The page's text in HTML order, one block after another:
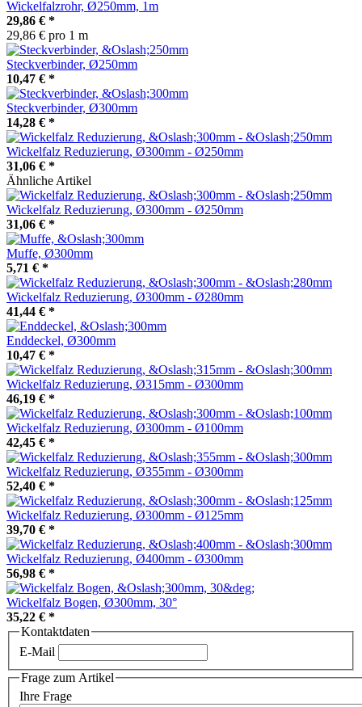
Wickelfalzrohr, Ø250mm, 1m
29,86 € *
29,86 € pro 1 m
Steckverbinder, Ø250mm
10,47 € *
Steckverbinder, Ø300mm
14,28 € *
Wickelfalz Reduzierung, Ø300mm - Ø250mm
31,06 € *
Ähnliche Artikel
Wickelfalz Reduzierung, Ø300mm - Ø250mm
31,06 € *
Muffe, Ø300mm
5,71 € *
Wickelfalz Reduzierung, Ø300mm - Ø280mm
41,44 € *
Enddeckel, Ø300mm
10,47 € *
Wickelfalz Reduzierung, Ø315mm - Ø300mm
46,19 € *
Wickelfalz Reduzierung, Ø300mm - Ø100mm
42,45 € *
Wickelfalz Reduzierung, Ø355mm - Ø300mm
52,40 € *
Wickelfalz Reduzierung, Ø300mm - Ø125mm
39,70 € *
Wickelfalz Reduzierung, Ø400mm - Ø300mm
56,98 € *
Wickelfalz Bogen, Ø300mm, 30°
35,22 € *
Kontaktdaten
E-Mail
Frage zum Artikel
Ihre Frage